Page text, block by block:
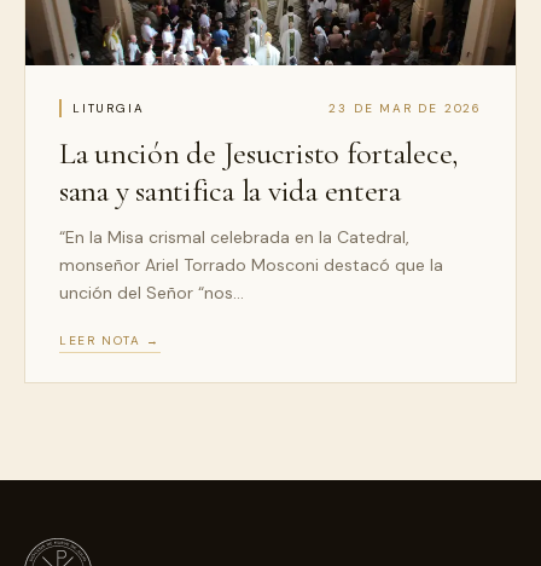
LITURGIA 23 DE MAR DE 2026
La unción de Jesucristo fortalece,
sana y santifica la vida entera
“En la Misa crismal celebrada en la Catedral,
monseñor Ariel Torrado Mosconi destacó que la
unción del Señor “nos…
LEER NOTA →